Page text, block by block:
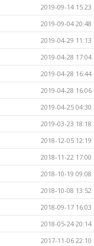
2019-09-14 15:23
2019-09-04 20:48
2019-04-29 11:13
2019-04-28 17:04
2019-04-28 16:44
2019-04-28 16:06
2019-04-25 04:30
2019-03-23 18:18
2018-12-05 12:19
2018-11-22 17:00
2018-10-19 09:08
2018-10-08 13:52
2018-09-17 16:03
2018-05-24 20:14
2017-11-06 22:10